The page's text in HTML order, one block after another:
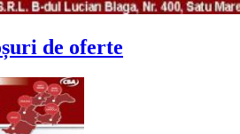
de oferte